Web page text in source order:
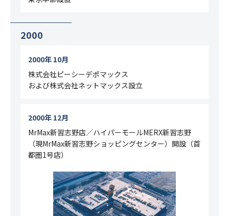
2000
2000年 10月
株式会社ピーシーデポマックス
および株式会社ネットマックス設立
2000年 12月
MrMax新習志野店／ハイパーモールMERX新習志野
（現MrMax新習志野ショッピングセンター）開設（首
都圏1号店）